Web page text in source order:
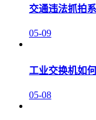
交通违法抓拍
05-09
工业交换机如
05-08